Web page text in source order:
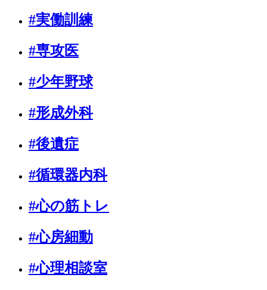
#実働訓練
#専攻医
#少年野球
#形成外科
#後遺症
#循環器内科
#心の筋トレ
#心房細動
#心理相談室